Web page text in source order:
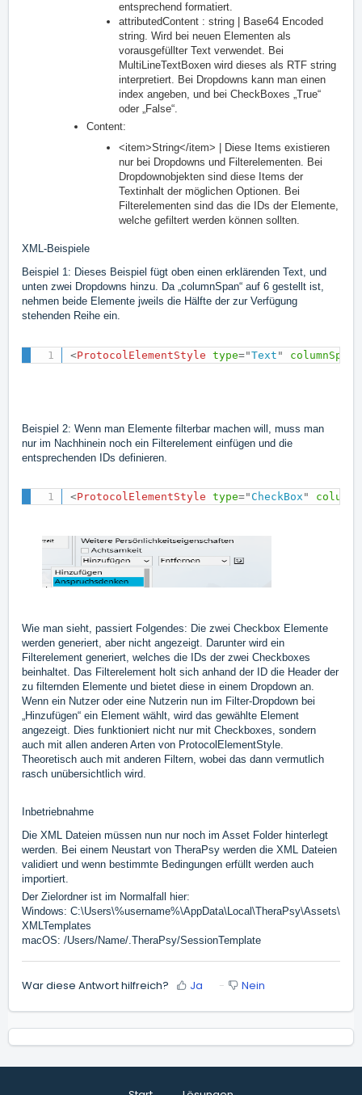
entsprechend formatiert.
attributedContent : string | Base64 Encoded
string. Wird bei neuen Elementen als
vorausgefüllter Text verwendet. Bei
MultiLineTextBoxen wird dieses als RTF string
interpretiert. Bei Dropdowns kann man einen
index angeben, und bei CheckBoxes „True“
oder „False“.
Content:
<item>String</item> | Diese Items existieren
nur bei Dropdowns und Filterelementen. Bei
Dropdownobjekten sind diese Items der
Textinhalt der möglichen Optionen. Bei
Filterelementen sind das die IDs der Elemente,
welche gefiltert werden können sollten.
XML-Beispiele
Beispiel 1: Dieses Beispiel fügt oben einen erklärenden Text, und
unten zwei Dropdowns hinzu. Da „columnSpan“ auf 6 gestellt ist,
nehmen beide Elemente jweils die Hälfte der zur Verfügung
stehenden Reihe ein.
<ProtocolElementStyle type="Text " columnSpan
Beispiel 2: Wenn man Elemente filterbar machen will, muss man
nur im Nachhinein noch ein Filterelement einfügen und die
entsprechenden IDs definieren.
<ProtocolElementStyle type="CheckBox "
Wie man sieht, passiert Folgendes: Die zwei Checkbox Elemente
werden generiert, aber nicht angezeigt. Darunter wird ein
Filterelement generiert, welches die IDs der zwei Checkboxes
beinhaltet. Das Filterelement holt sich anhand der ID die Header der
zu filternden Elemente und bietet diese in einem Dropdown an.
Wenn ein Nutzer oder eine Nutzerin nun im Filter-Dropdown bei
„Hinzufügen“ ein Element wählt, wird das gewählte Element
angezeigt. Dies funktioniert nicht nur mit Checkboxes, sondern
auch mit allen anderen Arten von ProtocolElementStyle.
Theoretisch auch mit anderen Filtern, wobei das dann vermutlich
rasch unübersichtlich wird.
Inbetriebnahme
Die XML Dateien müssen nun nur noch im Asset Folder hinterlegt
werden. Bei einem Neustart von TheraPsy werden die XML Dateien
validiert und wenn bestimmte Bedingungen erfüllt werden auch
importiert.
Der Zielordner ist im Normalfall hier:
Windows: C:\Users\%username%\AppData\Local\TheraPsy\Assets\
XMLTemplates
macOS: /Users/Name/.TheraPsy/SessionTemplate
War diese Antwort hilfreich? Ja Nein